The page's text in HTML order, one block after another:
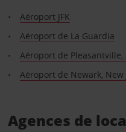
Aéroport JFK
Aéroport de La Guardia
Aéroport de
Aéroport de Newark, New
Agences de